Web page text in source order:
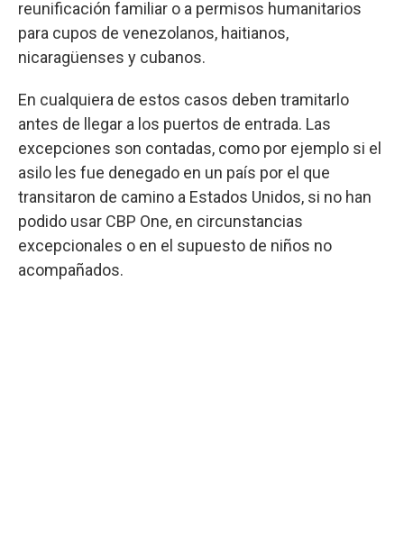
reunificación familiar o a permisos humanitarios
para cupos de venezolanos, haitianos,
nicaragüenses y cubanos.
En cualquiera de estos casos deben tramitarlo
antes de llegar a los puertos de entrada. Las
excepciones son contadas, como por ejemplo si el
asilo les fue denegado en un país por el que
transitaron de camino a Estados Unidos, si no han
podido usar CBP One, en circunstancias
excepcionales o en el supuesto de niños no
acompañados.